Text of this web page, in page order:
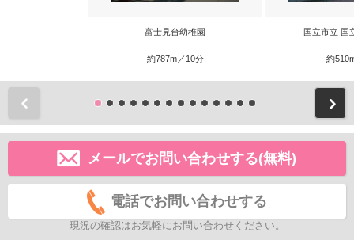
富士見台幼稚園
約787m／10分
国立市立 国
約
メールでお問い合わせする(無料)
電話でお問い合わせする
現況の確認はお気軽にお問い合わせください。